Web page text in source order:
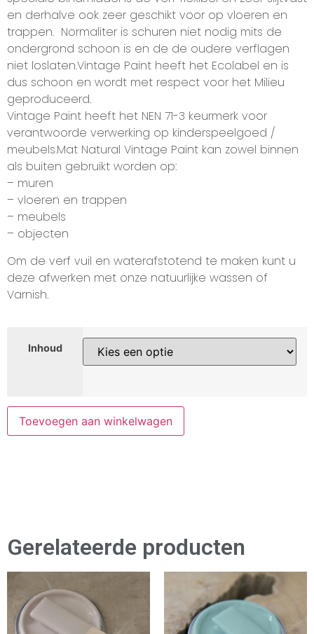
en derhalve ook zeer geschikt voor op vloeren en
trappen. Normaliter is schuren niet nodig mits de
ondergrond schoon is en de de oudere verflagen
niet loslaten.Vintage Paint heeft het Ecolabel en is
dus schoon en wordt met respect voor het Milieu
geproduceerd.
Vintage Paint heeft het NEN 71-3 keurmerk voor
verantwoorde verwerking op kinderspeelgoed /
meubels.Mat Natural Vintage Paint kan zowel binnen
als buiten gebruikt worden op:
– muren
– vloeren en trappen
– meubels
– objecten
Om de verf vuil en waterafstotend te maken kunt u
deze afwerken met onze natuurlijke wassen of
Varnish.
Inhoud
Toevoegen aan winkelwagen
Gerelateerde producten